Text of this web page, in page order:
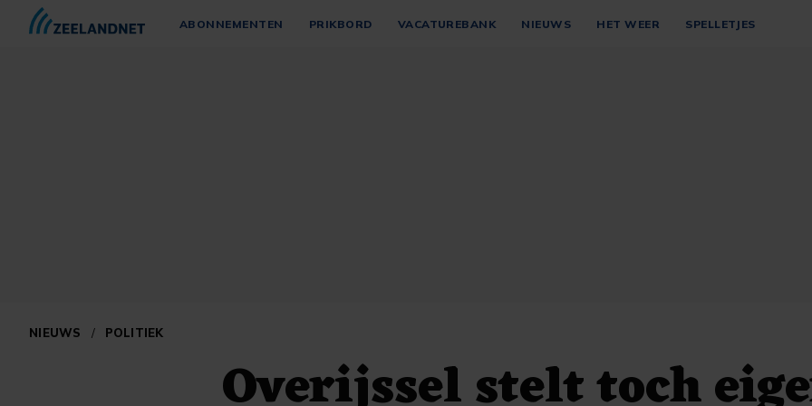
ABONNEMENTEN PRIKBORD VACATUREBANK NIEUWS HET WEER SPELLETJES
NIEUWS / POLITIEK